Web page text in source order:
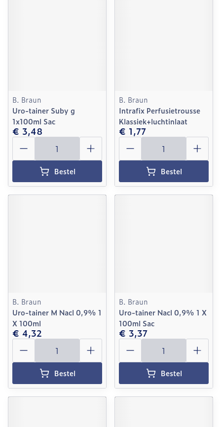
B. Braun
Uro-tainer Suby g
1x100ml Sac
€ 3,48
Aantal
Bestel
B. Braun
Intrafix Perfusietrousse
Klassiek+luchtinlaat
€ 1,77
Aantal
Bestel
B. Braun
Uro-tainer M Nacl 0,9% 1
X 100ml
€ 4,32
Aantal
Bestel
B. Braun
Uro-tainer Nacl 0,9% 1 X
100ml Sac
€ 3,37
Aantal
Bestel